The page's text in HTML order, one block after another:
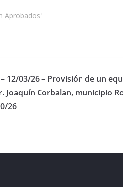
N° 13, para tránsito…
Aprobados"
12/03/26 – Provisión de un
Joaquín Corbalan, municipio
26